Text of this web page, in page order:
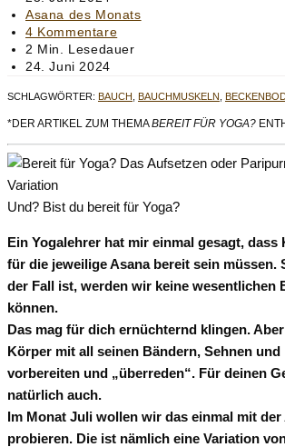
veröffentlicht:
Beitrags-
Kategorie:
Asana des Monats
Beitrags-
Kommentare:
4 Kommentare
Lesedauer:
2 Min. Lesedauer
Beitrag
geändert
am:
24. Juni 2024
SCHLAGWÖRTER: BAUCH , BAUCHMUSKELN,
*DER ARTIKEL ZUM THEMABEREIT FÜR YOGA?
Und? Bist du bereit für Yoga?
Ein Yogalehrer hat mir einmal gesagt, dass
für die jeweilige Asana bereit sein müssen.
der Fall ist, werden wir keine wesentlichen
können.
Das mag für dich ernüchternd klingen.
Körper mit all seinen Bändern, Sehnen
vorbereiten und „überreden“. Für deinen
natürlich auch.
Im Monat Juli wollen wir das einmal mit der
probieren. Die ist nämlich eine Variation